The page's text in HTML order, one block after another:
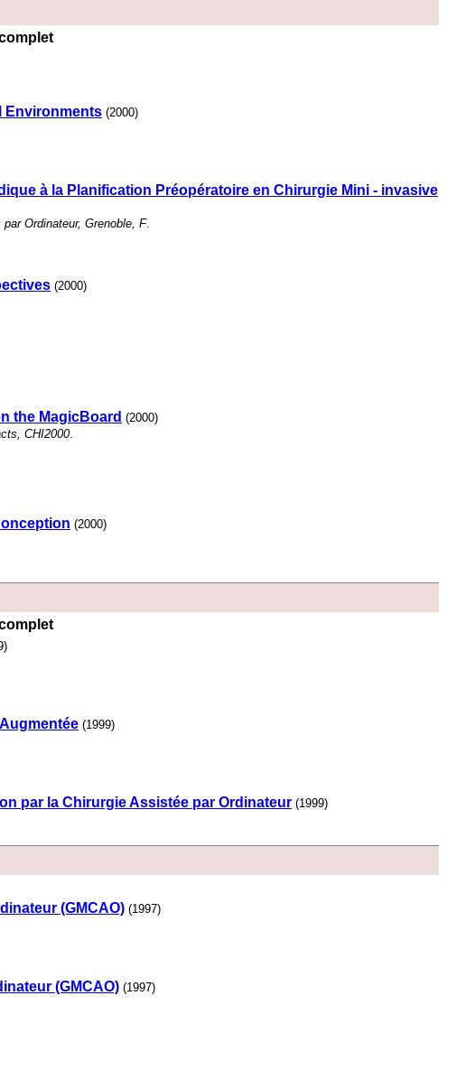
Environments (2000)
à la Planification Préopératoire en Chirurgie Mini - invasive
Ordinateur, Grenoble, F.
(2000)
the MagicBoard (2000)
CHI2000.
(2000)
(1999)
par la Chirurgie Assistée par Ordinateur (1999)
(GMCAO) (1997)
(GMCAO) (1997)